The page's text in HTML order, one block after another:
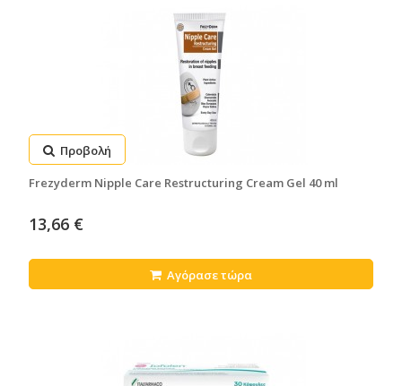
Προβολή
Frezyderm Nipple Care Restructuring Cream Gel 40 ml
13,66 €
Αγόρασε τώρα